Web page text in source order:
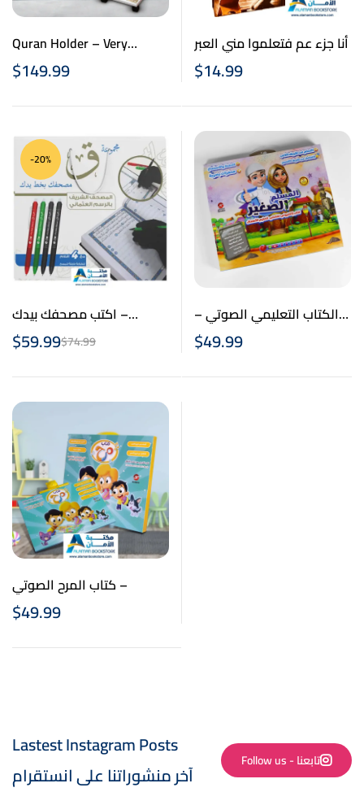
Quran Holder – Very
Elegant – Black Color
$149.99
أنا جزء عم فتعلموا مني العبر
$14.99
-20%
اكتب مصحفك بيدك –
Traceable Quran Collection
$74.99
$59.99
الكتاب التعليمي الصوتي –
كتاب المسلم الصغير
$49.99
كتاب المرح الصوتي –
$49.99
Lastest Instagram Posts
آخر منشوراتنا على انستقرام
Follow us - تابعنا